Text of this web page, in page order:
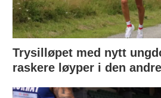
Trysilløpet med nytt
raskere løyper i den